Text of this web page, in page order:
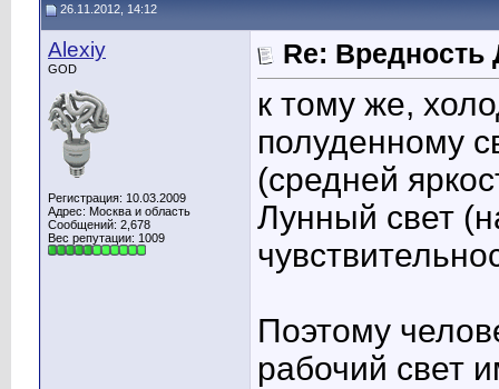
26.11.2012, 14:12
Alexiy
GOD
Регистрация: 10.03.2009
Адрес: Москва и область
Сообщений: 2,678
Вес репутации: 1009
Re: Вредность
к тому же,
полуденному
(средней
Лунный свет
Поэтому
рабочий свет